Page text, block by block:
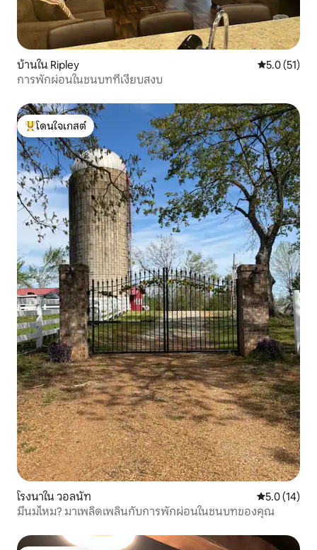
บ้านใน Ripley คะแนนเฉลี่ย
5.0 (51)
การพักผ่อนในชนบทที่เงียบสงบ
โดนใจเกสต์ที่สุด
โดนใจเกสต์
โรงนาใน วอลนัท คะแนนเฉลี่ย
5.0 (14)
มีนมไหม? มาเพลิดเพลินกับการพักผ่อนในชนบทของคุณ